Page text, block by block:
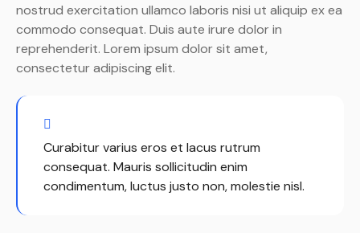
nostrud exercitation ullamco laboris nisi ut aliquip ex ea
commodo consequat. Duis aute irure dolor in
reprehenderit. Lorem ipsum dolor sit amet,
consectetur adipiscing elit.
Curabitur varius eros et lacus rutrum
consequat. Mauris sollicitudin enim
condimentum, luctus justo non, molestie nisl.